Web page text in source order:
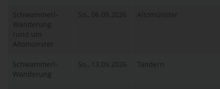
Schwammerl-
Wanderung
rund um
Altomünster
So., 06.09.2026 Altomünster
Schwammerl-
Wanderung
So., 13.09.2026 Tandern